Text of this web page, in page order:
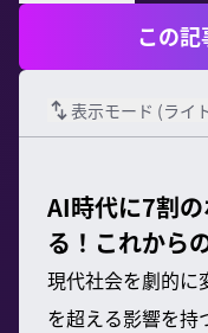
この
表示モード (ライ
AI時代に7割
る！これから
現代社会を劇的に
を超える影響を持